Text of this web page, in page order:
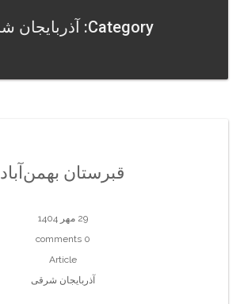
Category: آذربایجان شرقی
قبرستان بهمن‌آباد
29 مهر 1404
0 comments
Article
آذربایجان شرقی